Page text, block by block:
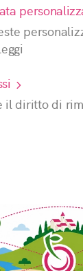
il diritto di